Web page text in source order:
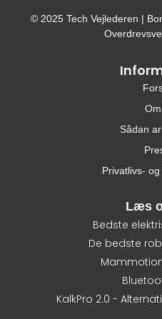
© 2025 Tech Vejlederen |
Sådan
Privatlivs-
Læs
Bedste
De bedste
Mammotion
KalkPro 2.0 -